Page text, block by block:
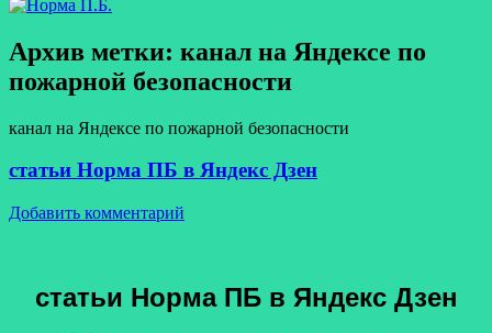
Архив метки: канал на Яндексе по
пожарной безопасности
канал на Яндексе по пожарной безопасности
статьи Норма ПБ в Яндекс Дзен
Добавить комментарий
статьи Норма ПБ в Яндекс Дзен